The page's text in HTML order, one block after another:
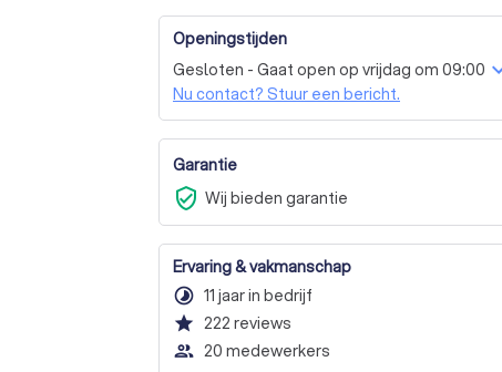
Openingstijden
Gesloten - Gaat open op vrijdag om 09:00
Nu contact? Stuur een bericht.
Garantie
verified_user Wij bieden garantie
Ervaring & vakmanschap
timelapse 11 jaar in bedrijf
star 222 reviews
people_outline 20 medewerkers